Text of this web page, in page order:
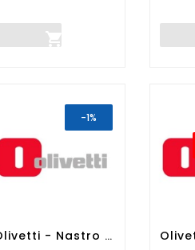

-1%
Olivetti - Nastro - Nero -...